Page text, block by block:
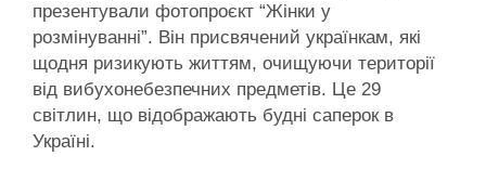
презентували фотопроєкт “Жінки у
розмінуванні”. Він присвячений українкам, які
щодня ризикують життям, очищуючи території
від вибухонебезпечних предметів. Це 29
світлин, що відображають будні саперок в
Україні.